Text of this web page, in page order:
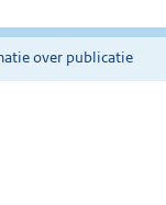
over publicatie